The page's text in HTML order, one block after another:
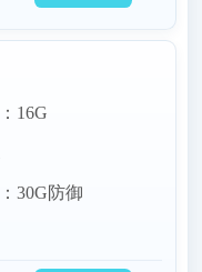
16G
30G防御